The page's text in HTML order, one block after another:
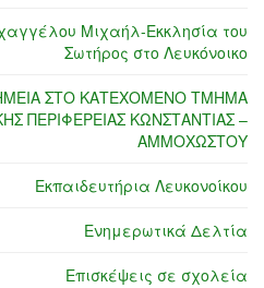
Μιχαήλ-Εκκλησία του
Σωτήρος στο Λευκόνοικο
ΣΤΟ ΚΑΤΕΧΟΜΕΝΟ ΤΜΗΜΑ
ΠΕΡΙΦΕΡΕΙΑΣ ΚΩΝΣΤΑΝΤΙΑΣ –
ΑΜΜΟΧΩΣΤΟΥ
Εκπαιδευτήρια Λευκονοίκου
Ενημερωτικά Δελτία
Επισκέψεις σε σχολεία